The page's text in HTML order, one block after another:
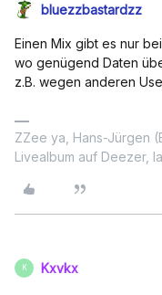
bluezzbastardzz
Einen Mix gibt es nur
wo genügend Daten
z.B. wegen anderen
ZZee ya, Hans-Jürgen
Livealbum auf Deezer,
K Kxvkx